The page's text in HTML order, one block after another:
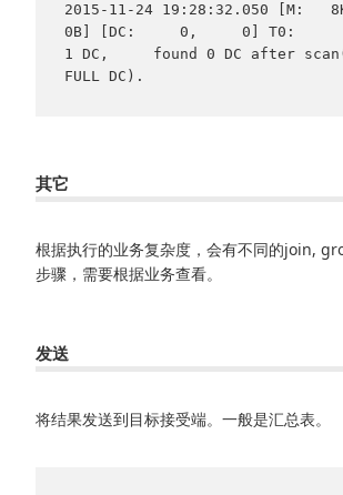
2015-11-24 19:28:32.050 [M:
0B] [DC:     0,     0] T0:
1 DC,     found 0 DC after
其它
根据执行的业务复杂度，会有不同的join,
步骤，需要根据业务查看。
发送
将结果发送到目标接受端。一般是汇总表。